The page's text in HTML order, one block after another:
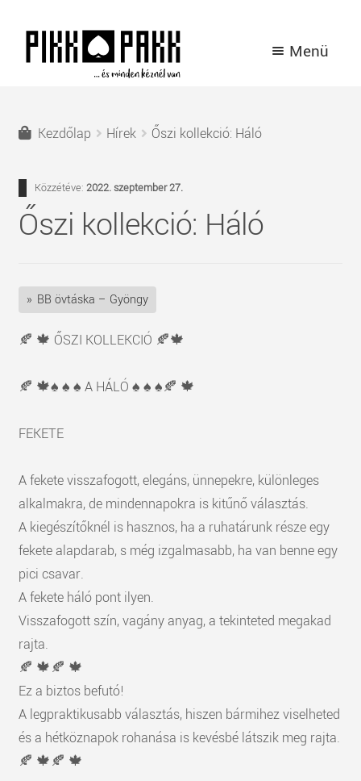
Ugrás
Kilépés
Menü
HÍREK
KAPCSOLAT
Kezdőlap Hírek Őszi kollekció: Háló
Közzétéve: 2022. szeptember 27.
Őszi kollekció: Háló
BB övtáska – Gyöngy
🍂 🍁 ŐSZI KOLLEKCIÓ 🍂🍁
🍂 🍁♠️ ♠️ ♠️ A HÁLÓ ♠️ ♠️ ♠️🍂 🍁
FEKETE
A fekete visszafogott, elegáns, ünnepekre, különleges
alkalmakra, de mindennapokra is kitűnő választás.
A kiegészítőknél is hasznos, ha a ruhatárunk része egy
fekete alapdarab, s még izgalmasabb, ha van benne egy
pici csavar.
A fekete háló pont ilyen.
Visszafogott szín, vagány anyag, a tekinteted megakad
rajta.
🍂 🍁🍂 🍁
Ez a biztos befutó!
A legpraktikusabb választás, hiszen bármihez viselheted
és a hétköznapok rohanása is kevésbé látszik meg rajta.
🍂 🍁🍂 🍁